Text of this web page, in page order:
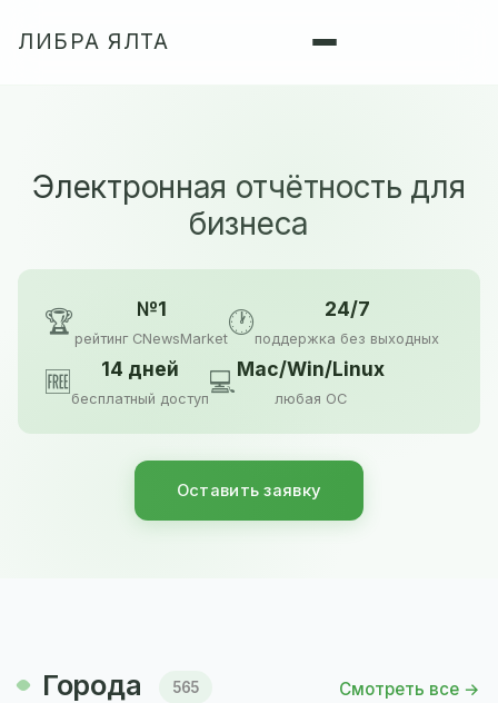
ЛИБРА ЯЛТА
Электронная отчётность для
бизнеса
🏆 №1
рейтинг CNewsMarket
🕐 24/7
поддержка без выходных
🆓 14 дней
бесплатный доступ
💻Mac/Win/Linux
любая ОС
Оставить заявку
Города 565 Смотреть все →